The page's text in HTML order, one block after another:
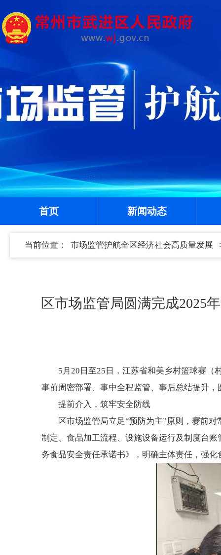
首页 新闻动态
当前位置： 市场监管护航全区经济社会高质量发展
区市场监管局圆满完成2025
5月20日至25日，江苏省和美乡村篮球赛
事前周密部署、事中全程监管、事后总结提升
提前介入，筑牢安全防线
区市场监管局立足“预防为主”原则，赛前
制定、食品加工流程、设施设备运行及制度台
务食品安全责任承诺书》，明确主体责任，强化